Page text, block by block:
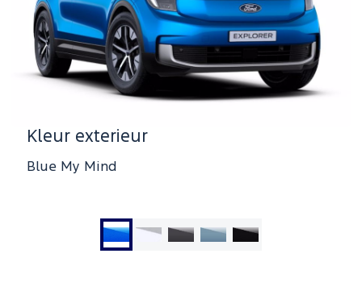
Ga
naar
Ga
naar
Ga
naar
Ga
naar
Ga
naar
Kleur exterieur
Blue My Mind